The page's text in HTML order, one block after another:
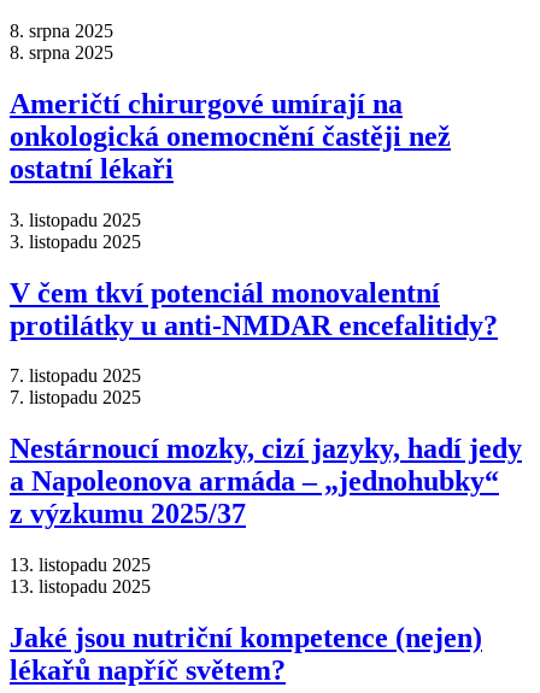
8. srpna 2025
8. srpna 2025
Američtí chirurgové umírají na
onkologická onemocnění častěji než
ostatní lékaři
3. listopadu 2025
3. listopadu 2025
V čem tkví potenciál monovalentní
protilátky u anti-NMDAR encefalitidy?
7. listopadu 2025
7. listopadu 2025
Nestárnoucí mozky, cizí jazyky, hadí jedy
a Napoleonova armáda –⁠ „jednohubky“
z výzkumu 2025/37
13. listopadu 2025
13. listopadu 2025
Jaké jsou nutriční kompetence (nejen)
lékařů napříč světem?